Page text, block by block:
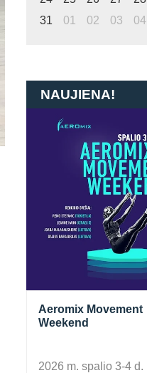
31
01 02 03 04
NAUJIENA!
Aeromix Movement
Weekend
2026 m. spalio 3-4 d.